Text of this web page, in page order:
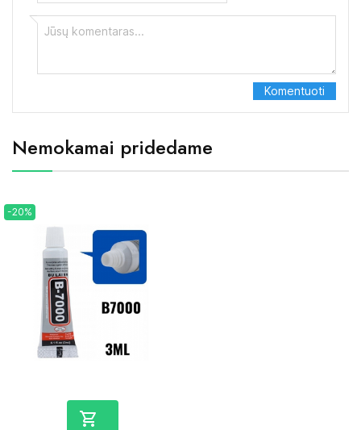
Nemokamai pridedame
-20%
